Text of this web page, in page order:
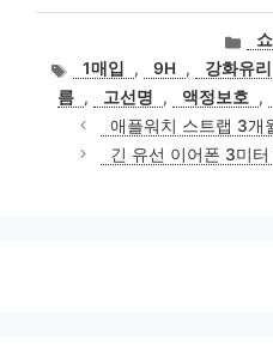
카
테
고
리
태
그
1매입 , 9H , 강화유리
름 , 고선명 , 액정보호 ,
애플워치 스트랩 3개
긴 유선 이어폰 3미